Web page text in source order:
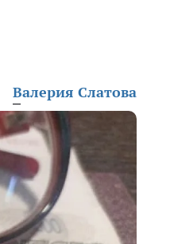
Валерия Слатова